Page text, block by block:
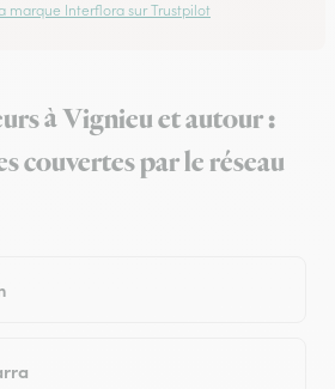
marque Interflora sur Trustpilot
à Vignieu et autour :
couvertes par le réseau